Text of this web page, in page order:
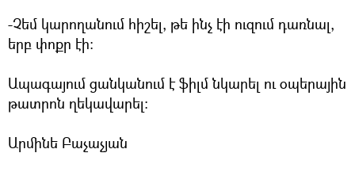
-Չեմ կարողանում հիշել, թե ինչ էի ուզում դառնալ,
երբ փոքր էի:
Ապագայում ցանկանում է ֆիլմ նկարել ու օպերային
թատրոն ղեկավարել:
Արմինե Բաչաչյան